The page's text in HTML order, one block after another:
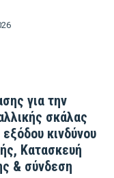
για την
σκάλας
κινδύνου
Κατασκευή
& σύνδεση